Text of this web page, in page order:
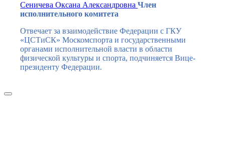
Сеничева Оксана АлександровнаЧлен
исполнительного комитета
Отвечает за взаимодействие Федерации с ГКУ
«ЦСТиСК» Москомспорта и государственными
органами исполнительной власти в области
физической культуры и спорта, подчиняется Вице-
президенту Федерации.